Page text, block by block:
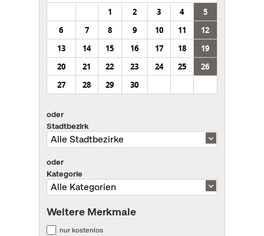
1
2 3 4
5
6
7 8 9 10 11
12
13
14 15 16 17 18
19
20
21 22 23 24 25
26
27
28 29 30
oder
Stadtbezirk
oder
Kategorie
Weitere Merkmale
nur kostenlos